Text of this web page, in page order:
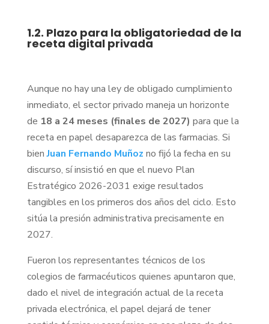
1.2. Plazo para la obligatoriedad de la
receta digital privada
Aunque no hay una ley de obligado cumplimiento
inmediato, el sector privado maneja un horizonte
de 18 a 24 meses (finales de 2027) para que la
receta en papel desaparezca de las farmacias. Si
bienJuan Fernando Muñoz no fijó la fecha en su
discurso, sí insistió en que el nuevo Plan
Estratégico 2026-2031 exige resultados
tangibles en los primeros dos años del ciclo. Esto
sitúa la presión administrativa precisamente en
2027.
Fueron los representantes técnicos de los
colegios de farmacéuticos quienes apuntaron que,
dado el nivel de integración actual de la receta
privada electrónica, el papel dejará de tener